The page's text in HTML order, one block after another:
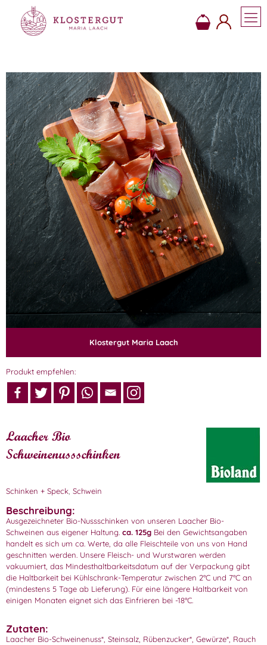
Klostergut Maria Laach
Produkt empfehlen:
Laacher Bio
Schweinenussschinken
Schinken + Speck Schwein
Beschreibung:
Ausgezeichneter Bio-Nussschinken von unseren Laacher Bio-
Schweinen aus eigener Haltung. ca. 125g Bei den Gewichtsangaben
handelt es sich um ca. Werte, da alle Fleischteile von uns von Hand
geschnitten werden. Unsere Fleisch- und Wurstwaren werden
vakuumiert, das Mindesthaltbarkeitsdatum auf der Verpackung gibt
die Haltbarkeit bei Kühlschrank-Temperatur zwischen 2°C und 7°C an
(mindestens 5 Tage ab Lieferung). Für eine längere Haltbarkeit von
einigen Monaten eignet sich das Einfrieren bei -18°C.
Zutaten:
Laacher Bio-Schweinenuss*, Steinsalz, Rübenzucker*, Gewürze*, Rauch